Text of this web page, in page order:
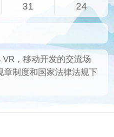
31 24
，移动开发的交流场
章制度和国家法律法规下